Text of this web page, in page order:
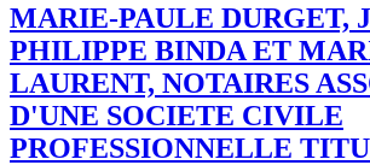
MARIE-PAULE DURGET,
PHILIPPE BINDA ET
LAURENT, NOTAIRES
D'UNE SOCIETE CIVILE
PROFESSIONNELLE